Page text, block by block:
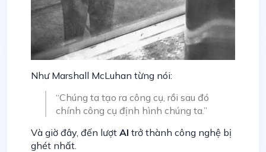
Như Marshall McLuhan từng nói:
“Chúng ta tạo ra công cụ, rồi sau đó
chính công cụ định hình chúng ta.”
Và giờ đây, đến lượt AI trở thành công nghệ bị
ghét nhất.